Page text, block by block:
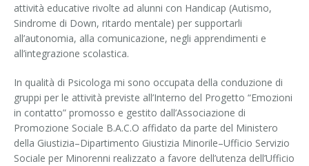
attività educative rivolte ad alunni con Handicap (Autismo,
Sindrome di Down, ritardo mentale) per supportarli
all’autonomia, alla comunicazione, negli apprendimenti e
all’integrazione scolastica.
In qualità di Psicologa mi sono occupata della conduzione di
gruppi per le attività previste all’Interno del Progetto “Emozioni
in contatto” promosso e gestito dall’Associazione di
Promozione Sociale B.A.C.O affidato da parte del Ministero
della Giustizia–Dipartimento Giustizia Minorile–Ufficio Servizio
Sociale per Minorenni realizzato a favore dell’utenza dell’Ufficio